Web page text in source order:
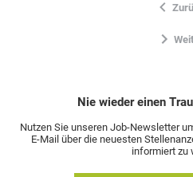
Nie wieder einen
Nutzen Sie unseren Job-Newsletter
E-Mail über die neuesten
informiert zu